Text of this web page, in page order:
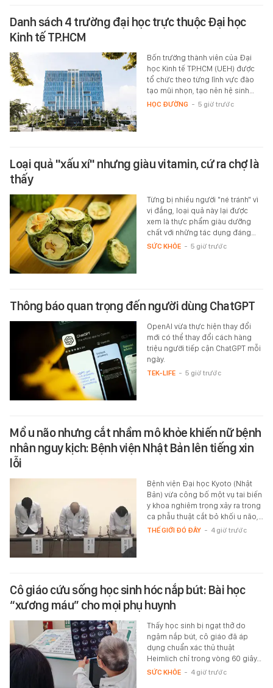
Danh sách 4 trường đại học trực thuộc Đại học
Kinh tế TP.HCM
Bốn trường thành viên của Đại
học Kinh tế TP.HCM (UEH) được
tổ chức theo từng lĩnh vực đào
tạo mũi nhọn, tạo nên hệ sinh…
HỌC ĐƯỜNG - 5 giờ trước
Loại quả "xấu xí" nhưng giàu vitamin, cứ ra chợ là
thấy
Từng bị nhiều người "né tránh" vì
vị đắng, loại quả này lại được
xem là thực phẩm giàu dưỡng
chất với những tác dụng đáng…
SỨC KHỎE - 5 giờ trước
Thông báo quan trọng đến người dùng ChatGPT
OpenAI vừa thực hiện thay đổi
mới có thể thay đổi cách hàng
triệu người tiếp cận ChatGPT mỗi
ngày.
TEK-LIFE - 5 giờ trước
Mổ u não nhưng cắt nhầm mô khỏe khiến nữ bệnh
nhân nguy kịch: Bệnh viện Nhật Bản lên tiếng xin
lỗi
Bệnh viện Đại học Kyoto (Nhật
Bản) vừa công bố một vụ tai biến
y khoa nghiêm trọng xảy ra trong
ca phẫu thuật cắt bỏ khối u não,…
THẾ GIỚI ĐÓ ĐÂY - 4 giờ trước
Cô giáo cứu sống học sinh hóc nắp bút: Bài học
“xương máu” cho mọi phụ huynh
Thấy học sinh bị ngạt thở do
ngậm nắp bút, cô giáo đã áp
dụng chuẩn xác thủ thuật
Heimlich chỉ trong vòng 60 giây…
SỨC KHỎE - 4 giờ trước